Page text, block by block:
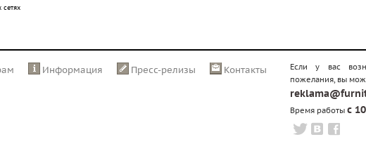
Информация Пресс-релизы Контакты
Если у вас
пожелания, вы
Время работы с